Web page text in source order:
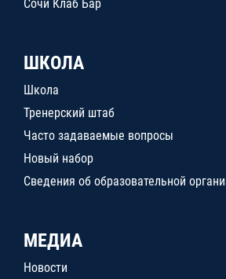
Сочи Клаб Бар
ШКОЛА
Школа
Тренерский штаб
Часто задаваемые вопросы
Новый набор
Сведения об образовательной
МЕДИА
Новости